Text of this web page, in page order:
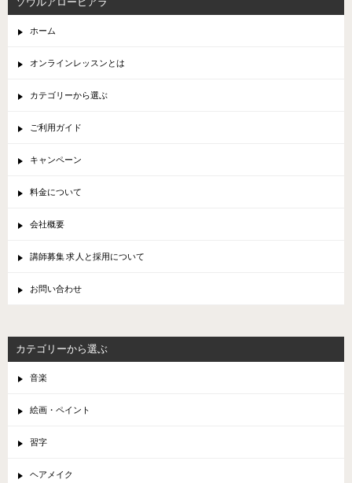
ホーム
オンラインレッスンとは
カテゴリーから選ぶ
ご利用ガイド
キャンペーン
料金について
会社概要
講師募集 求人と採用について
お問い合わせ
カテゴリーから選ぶ
音楽
絵画・ペイント
習字
ヘアメイク